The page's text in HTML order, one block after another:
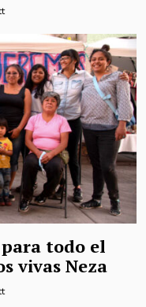
todo el
vivas Neza